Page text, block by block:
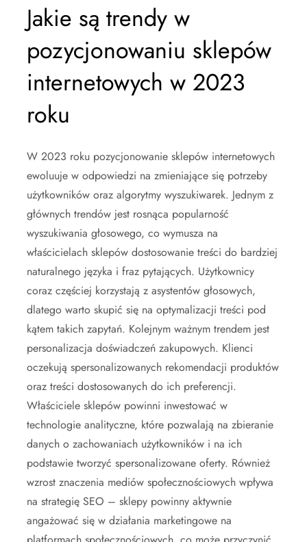
Jakie są trendy w
pozycjonowaniu sklepów
internetowych w 2023
roku
W 2023 roku pozycjonowanie sklepów internetowych
ewoluuje w odpowiedzi na zmieniające się potrzeby
użytkowników oraz algorytmy wyszukiwarek. Jednym z
głównych trendów jest rosnąca popularność
wyszukiwania głosowego, co wymusza na
właścicielach sklepów dostosowanie treści do bardziej
naturalnego języka i fraz pytających. Użytkownicy
coraz częściej korzystają z asystentów głosowych,
dlatego warto skupić się na optymalizacji treści pod
kątem takich zapytań. Kolejnym ważnym trendem jest
personalizacja doświadczeń zakupowych. Klienci
oczekują spersonalizowanych rekomendacji produktów
oraz treści dostosowanych do ich preferencji.
Właściciele sklepów powinni inwestować w
technologie analityczne, które pozwalają na zbieranie
danych o zachowaniach użytkowników i na ich
podstawie tworzyć spersonalizowane oferty. Również
wzrost znaczenia mediów społecznościowych wpływa
na strategię SEO – sklepy powinny aktywnie
angażować się w działania marketingowe na